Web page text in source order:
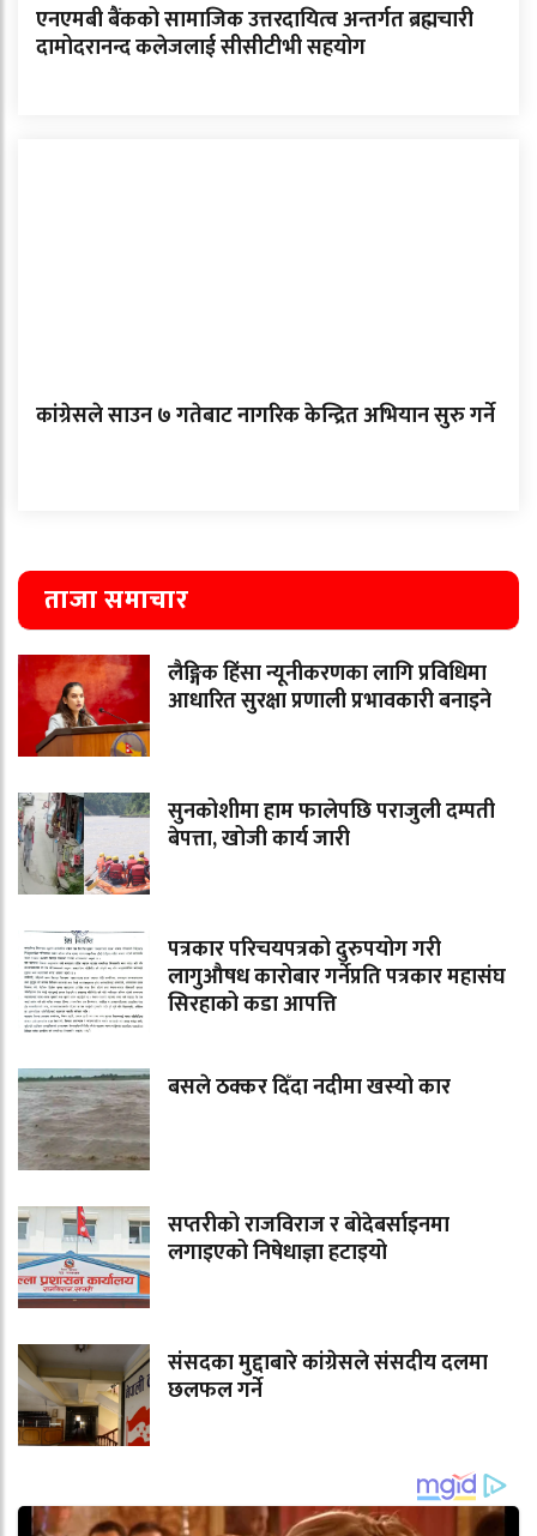
एनएमबी बैंकको सामाजिक उत्तरदायित्व अन्तर्गत ब्रह्मचारी
दामोदरानन्द कलेजलाई सीसीटीभी सहयोग
कांग्रेसले साउन ७ गतेबाट नागरिक केन्द्रित अभियान सुरु गर्ने
ताजा समाचार
लैङ्गिक हिंसा न्यूनीकरणका लागि प्रविधिमा
आधारित सुरक्षा प्रणाली प्रभावकारी बनाइने
सुनकोशीमा हाम फालेपछि पराजुली दम्पती
बेपत्ता, खोजी कार्य जारी
पत्रकार परिचयपत्रको दुरुपयोग गरी
लागुऔषध कारोबार गर्नेप्रति पत्रकार महासंघ
सिरहाको कडा आपत्ति
बसले ठक्कर दिँदा नदीमा खस्यो कार
सप्तरीको राजविराज र बोदेबर्साइनमा
लगाइएको निषेधाज्ञा हटाइयो
संसदका मुद्दाबारे कांग्रेसले संसदीय दलमा
छलफल गर्ने